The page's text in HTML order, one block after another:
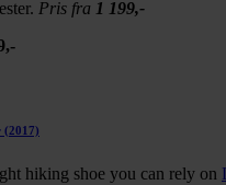
Pris fra 1 199,-
(2017)
hiking shoe you can rely on